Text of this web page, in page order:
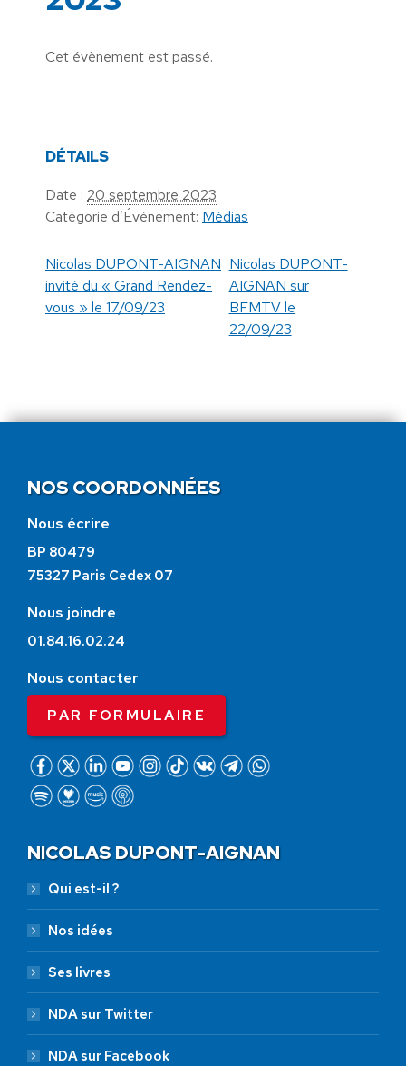
Cet évènement est passé.
DÉTAILS
Date : 20 septembre 2023
Catégorie d’Évènement: Médias
Nicolas DUPONT-AIGNAN
invité du « Grand Rendez-
vous » le 17/09/23
Nicolas DUPONT-
AIGNAN sur
BFMTV le
22/09/23
NOS COORDONNÉES
Nous écrire
BP 80479
75327 Paris Cedex 07
Nous joindre
01.84.16.02.24
Nous contacter
PAR FORMULAIRE
NICOLAS DUPONT-AIGNAN
Qui est-il ?
Nos idées
Ses livres
NDA sur Twitter
NDA sur Facebook